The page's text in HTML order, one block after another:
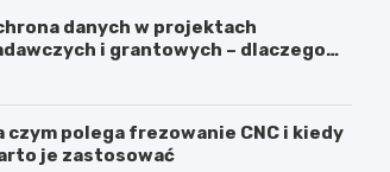
danych w projektach
i grantowych – dlaczego
czym polega frezowanie CNC i kiedy
je zastosować